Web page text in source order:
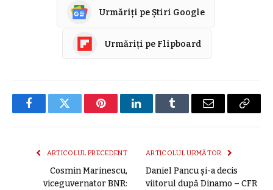
Urmăriți pe Știri Google
Urmăriți pe Flipboard
FacebookTwitter PinterestLinkedInTumblr E-
ARTICOLUL PRECEDENT
Cosmin Marinescu,
viceguvernator BNR:
ARTICOLUL URMĂTOR
Daniel Pancu și-a decis
viitorul după Dinamo – CFR